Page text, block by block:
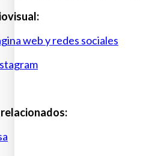
web y redes sociales